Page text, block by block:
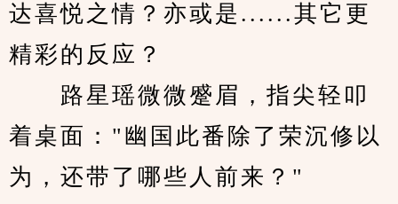
达喜悦之情？亦或是......其它更
精彩的反应？
路星瑶微微蹙眉，指尖轻叩
着桌面："幽国此番除了荣沉修以
为，还带了哪些人前来？"